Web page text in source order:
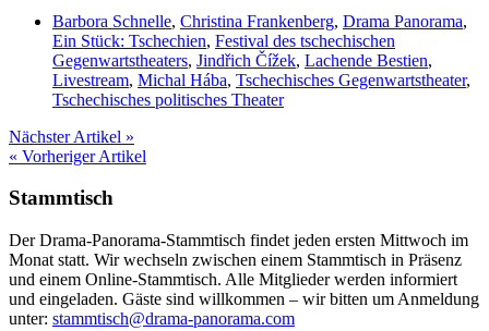
Barbora Schnelle, Christina Frankenberg, Drama Panorama,
Ein Stück: Tschechien, Festival des tschechischen
Gegenwartstheaters, Jindřich Čížek, Lachende Bestien,
Livestream, Michal Hába, Tschechisches Gegenwartstheater,
Tschechisches politisches Theater
Nächster Artikel »
« Vorheriger Artikel
Stammtisch
Der Drama-Panorama-Stammtisch findet jeden ersten Mittwoch im
Monat statt. Wir wechseln zwischen einem Stammtisch in Präsenz
und einem Online-Stammtisch. Alle Mitglieder werden informiert
und eingeladen. Gäste sind willkommen – wir bitten um Anmeldung
unter: stammtisch@drama-panorama.com